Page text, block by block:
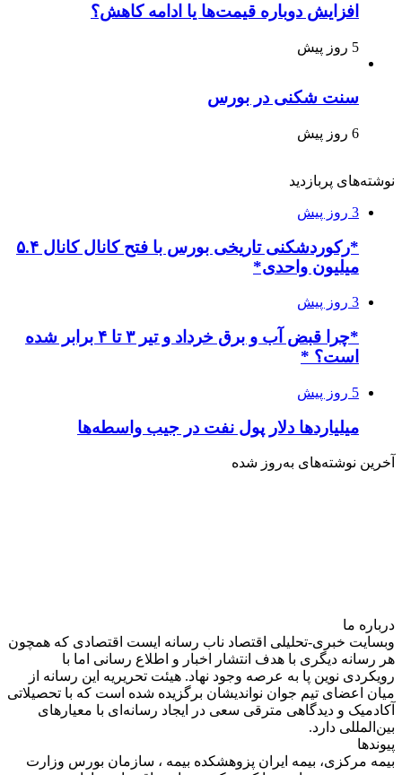
افزایش دوباره قیمت‌ها یا ادامه کاهش؟
5 روز پیش
سنت شکنی در بورس
6 روز پیش
نوشته‌های پربازدید
3 روز پیش
*رکوردشکنی تاریخی بورس با فتح کانال کانال ۵.۴
میلیون واحدی*
3 روز پیش
*چرا قبض آب و برق خرداد و تیر ۳ تا ۴ برابر شده
است؟ *
5 روز پیش
میلیاردها دلار پول نفت در جیب واسطه‌ها
آخرین نوشته‌های‌ به‌روز شده
درباره‌ ما
وبسایت خبری-تحلیلی اقتصاد ناب رسانه‌ ایست اقتصادی که همچون
هر رسانه دیگری با هدف انتشار اخبار و اطلاع رسانی اما با
رویکردی نوین پا به عرصه وجود نهاد. هیئت تحریریه این رسانه از
میان اعضای تیم جوان نواندیشان برگزیده شده است که با تحصیلاتی
آکادمیک و دیدگاهی‌ مترقی سعی در ایجاد رسانه‌ای با معیار‌های
بین‌المللی دارد.
پیوندها
بیمه مرکزی، بیمه ایران پزوهشکده بیمه ، سازمان بورس وزارت